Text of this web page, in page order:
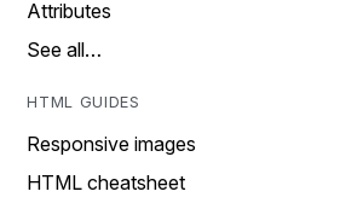
Attributes
See all…
HTML GUIDES
Responsive images
HTML cheatsheet